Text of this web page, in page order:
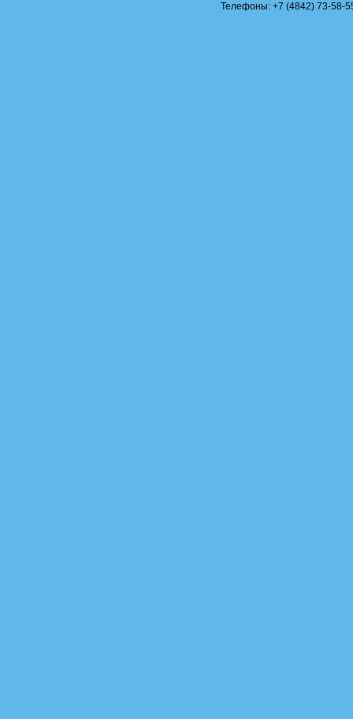
Телефоны: +7 (4842) 73-58-